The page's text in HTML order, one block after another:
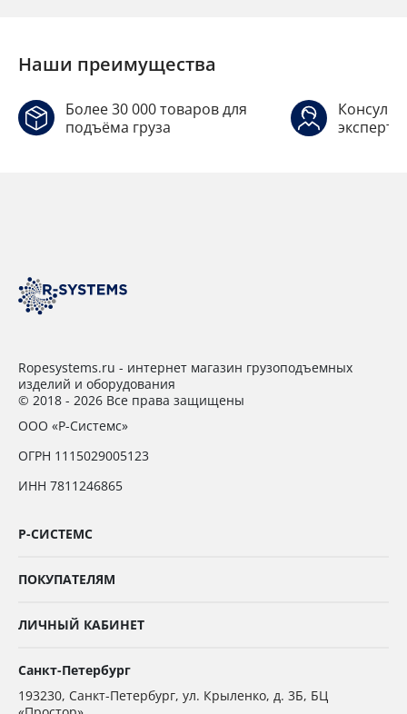
Наши преимущества
Более 30 000 товаров для
подъёма груза
Ropesystems.ru - интернет магазин грузоподъемных
изделий и оборудования
© 2018 - 2026 Все права защищены
ООО «Р-Системс»
ОГРН 1115029005123
ИНН 7811246865
Р-СИСТЕМС
ПОКУПАТЕЛЯМ
ЛИЧНЫЙ КАБИНЕТ
Санкт-Петербург
193230, Санкт-Петербург, ул. Крыленко, д. 3Б, БЦ